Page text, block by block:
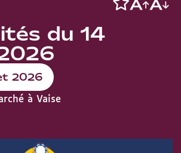
du 14
2026
à Vaise